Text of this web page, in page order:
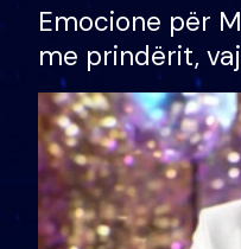
Emocione për
me prindërit,
bashkëshorten:
divorci apo jo?